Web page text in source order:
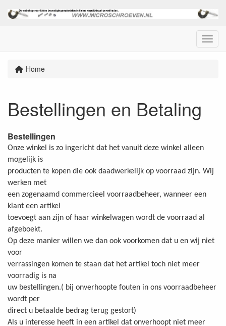
Menu
Home
Bestellingen en Betaling
Bestellingen
Onze winkel is zo ingericht dat het vanuit deze winkel alleen
mogelijk is
producten te kopen die ook daadwerkelijk op voorraad zijn. Wij
werken met
een zogenaamd commercieel voorraadbeheer, wanneer een
klant een artikel
toevoegt aan zijn of haar winkelwagen wordt de voorraad al
afgeboekt.
Op deze manier willen we dan ook voorkomen dat u en wij niet
voor
verrassingen komen te staan dat het artikel toch niet meer
voorradig is na
uw bestellingen.( bij onverhoopte fouten in ons voorraadbeheer
wordt per
direct u betaalde bedrag terug gestort)
Als u interesse heeft in een artikel dat onverhoopt niet meer